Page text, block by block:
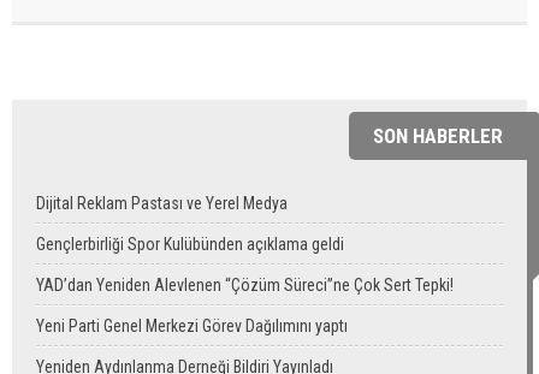
SON HABERLER
Dijital Reklam Pastası ve Yerel Medya
Gençlerbirliği Spor Kulübünden açıklama geldi
YAD’dan Yeniden Alevlenen “Çözüm Süreci”ne Çok Sert Tepki!
Yeni Parti Genel Merkezi Görev Dağılımını yaptı
Yeniden Aydınlanma Derneği Bildiri Yayınladı